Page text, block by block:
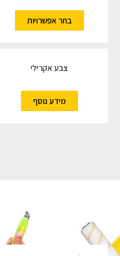
בחר אפשרויות
צבע אקרילי
מידע נוסף
מעוניינים לקבל עדכונים על